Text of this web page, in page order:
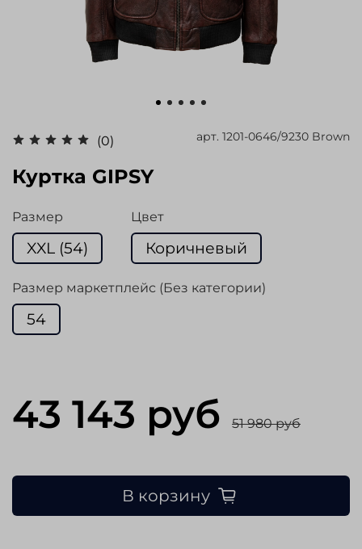
(0) арт. 1201-0646/9230 Brown
Куртка GIPSY
Размер
XXL (54)
Цвет
Коричневый
Размер маркетплейс (Без категории)
54
43 143 руб 51 980 руб
В корзину